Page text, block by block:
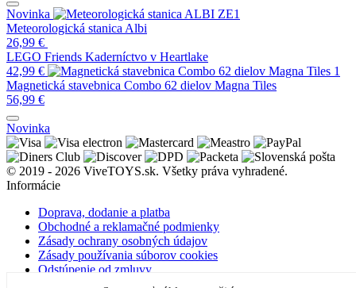
Novinka
Meteorologická stanica Albi
26,99 €
LEGO Friends Kaderníctvo v Heartlake
42,99 €
Magnetická stavebnica Combo 62 dielov Magna Tiles
56,99 €
Novinka
© 2019 - 2026 ViveTOYS.sk. Všetky práva vyhradené.
Informácie
Doprava, dodanie a platba
Obchodné a reklamačné podmienky
Zásady ochrany osobných údajov
Zásady používania súborov cookies
Odstúpenie od zmluvy